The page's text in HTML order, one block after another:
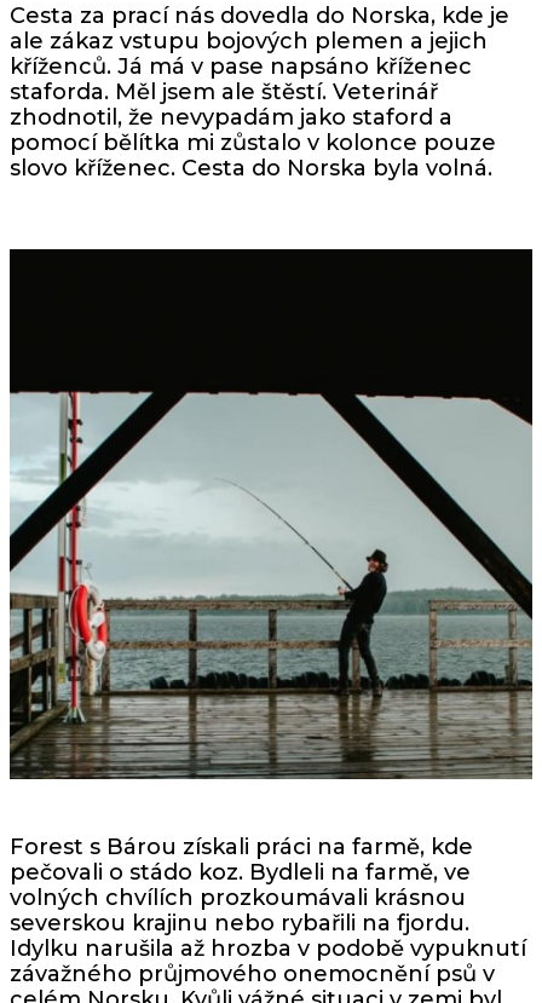
Cesta za prací nás dovedla do Norska, kde je
ale zákaz vstupu bojových plemen a jejich
kříženců. Já má v pase napsáno kříženec
staforda. Měl jsem ale štěstí. Veterinář
zhodnotil, že nevypadám jako staford a
pomocí bělítka mi zůstalo v kolonce pouze
slovo kříženec. Cesta do Norska byla volná.
Forest s Bárou získali práci na farmě, kde
pečovali o stádo koz. Bydleli na farmě, ve
volných chvílích prozkoumávali krásnou
severskou krajinu nebo rybařili na fjordu.
Idylku narušila až hrozba v podobě vypuknutí
závažného průjmového onemocnění psů v